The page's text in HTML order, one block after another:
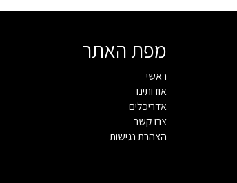
מפת האתר
ראשי
אודותינו
אדריכלים
צרו קשר
הצהרת נגישות